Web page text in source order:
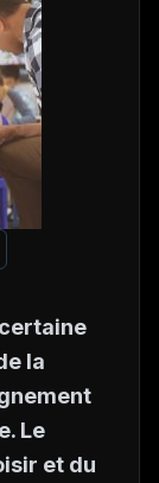
la
Le
et du